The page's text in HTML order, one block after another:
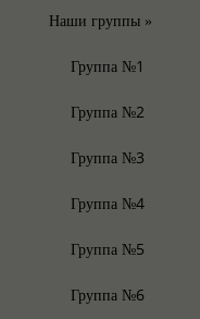
Наши группы»
Группа №1
Группа №2
Группа №3
Группа №4
Группа №5
Группа №6